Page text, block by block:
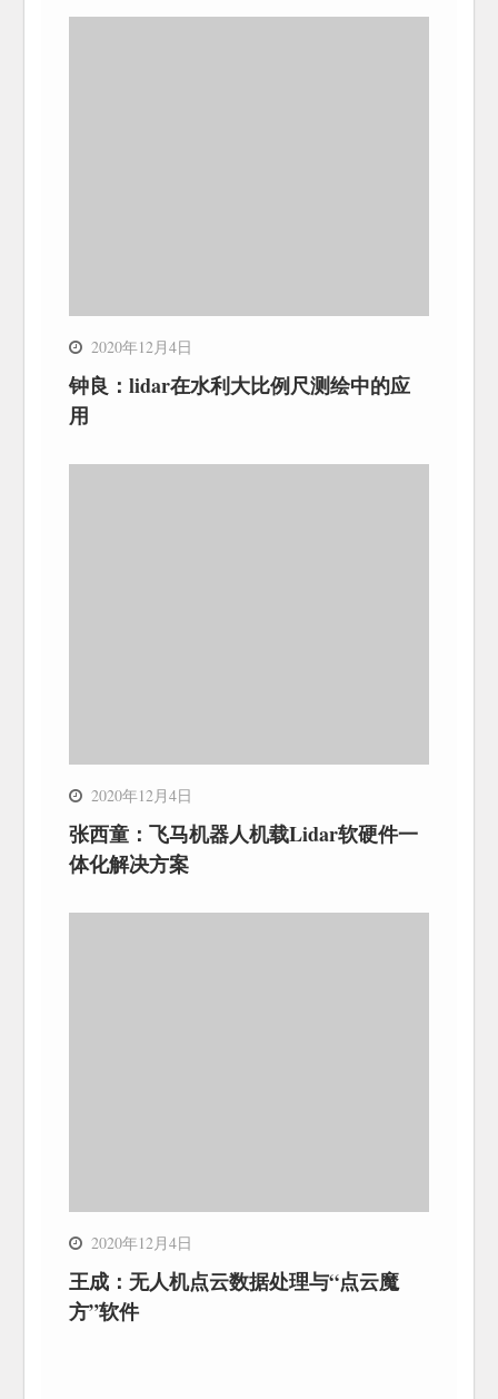
2020年12月4日
钟良：lidar在水利大比例尺测绘中的应
用
2020年12月4日
张西童：飞马机器人机载Lidar软硬件一
体化解决方案
2020年12月4日
王成：无人机点云数据处理与“点云魔
方”软件